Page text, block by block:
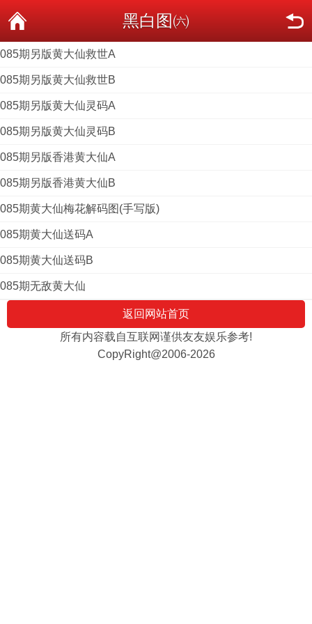
黑白图㈥
085期另版黄大仙救世A
085期另版黄大仙救世B
085期另版黄大仙灵码A
085期另版黄大仙灵码B
085期另版香港黄大仙A
085期另版香港黄大仙B
085期黄大仙梅花解码图(手写版)
085期黄大仙送码A
085期黄大仙送码B
085期无敌黄大仙
返回网站首页
所有内容载自互联网谨供友友娱乐参考!
CopyRight@2006-2026